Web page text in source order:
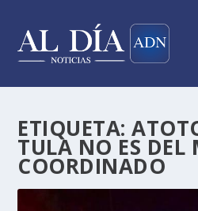
ETIQUETA:
TULA NO ES DEL
COORDINADO